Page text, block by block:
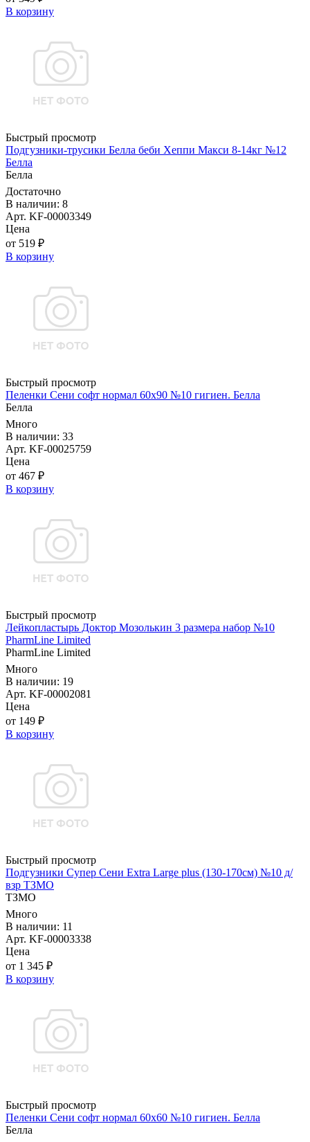
В корзину
Быстрый просмотр
Подгузники-трусики Белла беби Хеппи Макси 8-14кг №12
Белла
Белла
Достаточно
В наличии: 8
Арт. KF-00003349
Цена
от 519 ₽
В корзину
Быстрый просмотр
Пеленки Сени софт нормал 60х90 №10 гигиен. Белла
Белла
Много
В наличии: 33
Арт. KF-00025759
Цена
от 467 ₽
В корзину
Быстрый просмотр
Лейкопластырь Доктор Мозолькин 3 размера набор №10
PharmLine Limited
PharmLine Limited
Много
В наличии: 19
Арт. KF-00002081
Цена
от 149 ₽
В корзину
Быстрый просмотр
Подгузники Супер Сени Extra Large plus (130-170см) №10 д/
взр ТЗМО
ТЗМО
Много
В наличии: 11
Арт. KF-00003338
Цена
от 1 345 ₽
В корзину
Быстрый просмотр
Пеленки Сени софт нормал 60х60 №10 гигиен. Белла
Белла